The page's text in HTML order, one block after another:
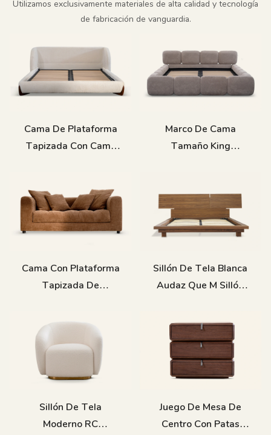
Utilizamos exclusivamente materiales de alta calidad y tecnología
de fabricación de vanguardia.
Cama De Plataforma
Tapizada Con Cama
Marco De Cama
Tamaño King
Cama Con Plataforma
Tapizada De
Marco De Cama King
Sillón De Tela Blanca
Audaz Que M Sillón
Sillón De Tela
Moderno RC
Juego De Mesa De
Centro Con Patas